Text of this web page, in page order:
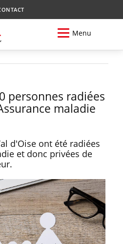
Menu
personnes radiées
maladie
d'Oise ont été radiées
et donc privées de